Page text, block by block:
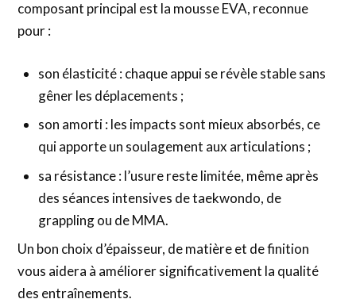
composant principal est la mousse EVA, reconnue
pour :
son élasticité : chaque appui se révèle stable sans
gêner les déplacements ;
son amorti : les impacts sont mieux absorbés, ce
qui apporte un soulagement aux articulations ;
sa résistance : l’usure reste limitée, même après
des séances intensives de taekwondo, de
grappling ou de MMA.
Un bon choix d’épaisseur, de matière et de finition
vous aidera à améliorer significativement la qualité
des entraînements.